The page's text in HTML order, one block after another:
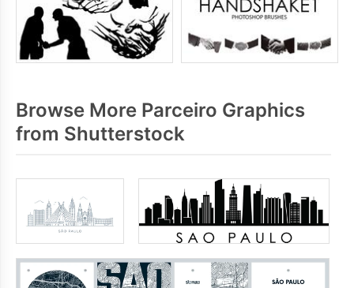
Browse More Parceiro Graphics
from Shutterstock